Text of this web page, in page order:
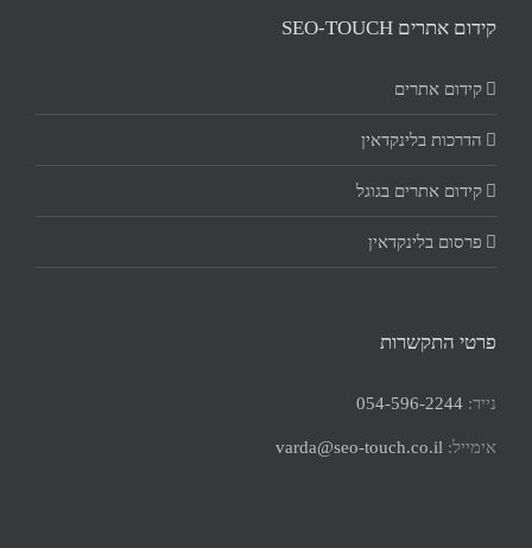
קידום אתרים SEO-TOUCH
קידום אתרים
הדרכות בלינקדאין
קידום אתרים בגוגל
פרסום בלינקדאין
פרטי התקשרות
נייד: 054-596-2244
אימייל: varda@seo-touch.co.il